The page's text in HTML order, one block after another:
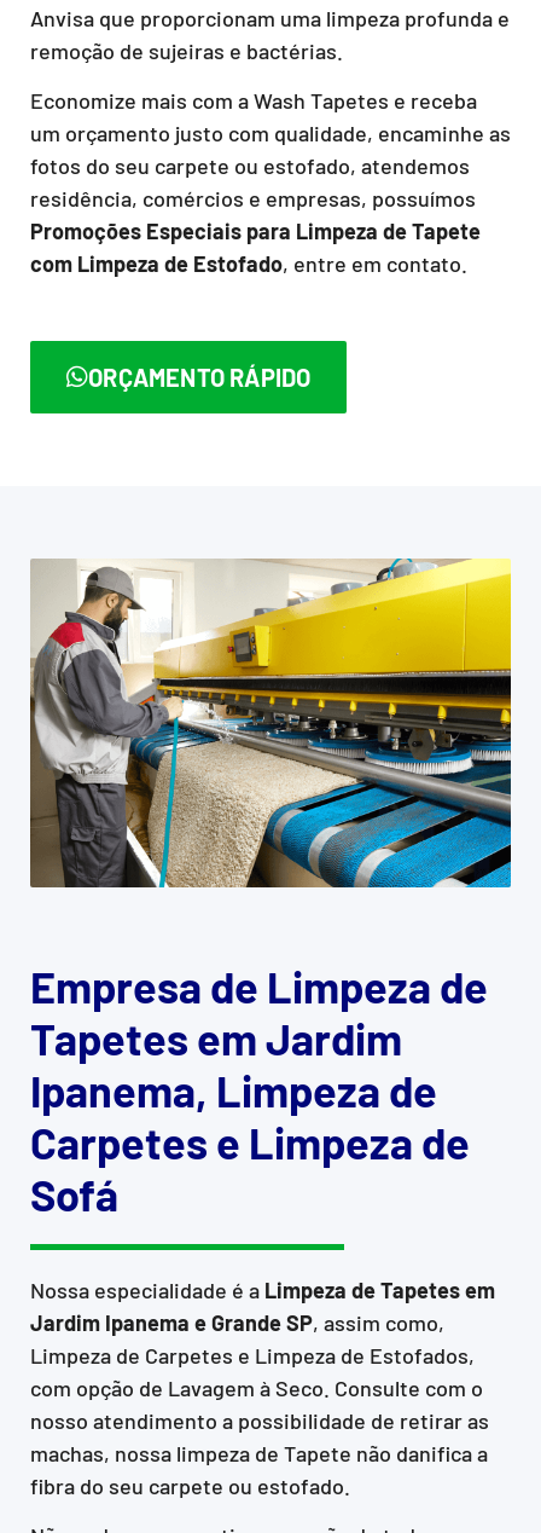
Anvisa que proporcionam uma limpeza profunda e
remoção de sujeiras e bactérias.
Economize mais com a Wash Tapetes e receba
um orçamento justo com qualidade, encaminhe as
fotos do seu carpete ou estofado, atendemos
residência, comércios e empresas, possuímos
Promoções Especiais para Limpeza de Tapete
com Limpeza de Estofado, entre em contato.
ORÇAMENTO RÁPIDO
Empresa de Limpeza de
Tapetes em Jardim
Ipanema, Limpeza de
Carpetes e Limpeza de
Sofá
Nossa especialidade é a Limpeza de Tapetes em
Jardim Ipanema e Grande SP, assim como,
Limpeza de Carpetes e Limpeza de Estofados,
com opção de Lavagem à Seco. Consulte com o
nosso atendimento a possibilidade de retirar as
machas, nossa limpeza de Tapete não danifica a
fibra do seu carpete ou estofado.